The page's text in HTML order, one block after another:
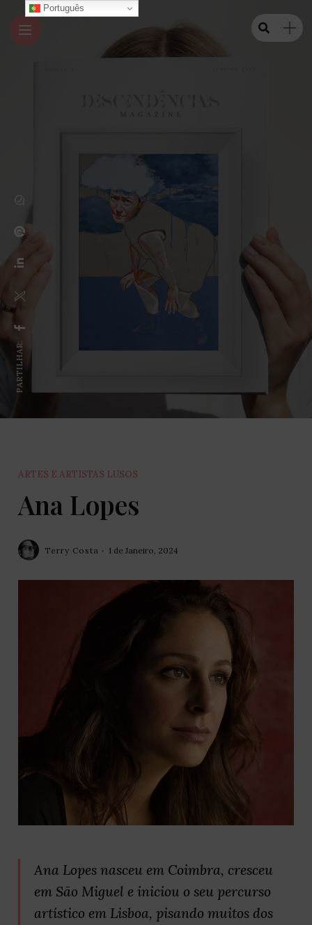
PARTILHAR:
ARTES E ARTISTAS LUSOS
Ana Lopes
Terry Costa 1 de Janeiro, 2024
Ana Lopes nasceu em Coimbra, cresceu
em São Miguel e iniciou o seu percurso
artístico em Lisboa, pisando muitos dos
Português